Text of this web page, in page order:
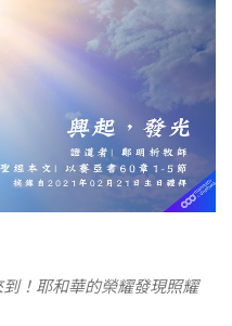
！耶和華的榮耀發現照耀